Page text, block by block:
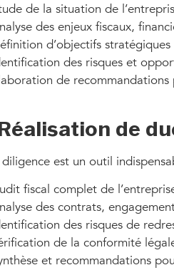
de la situation de
des enjeux fiscaux,
d’objectifs
des risques et
de recommandations
de
est un outil
fiscal complet de
des contrats,
des risques de
de la conformité
et recommandations